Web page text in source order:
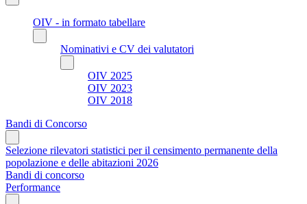
OIV - in formato tabellare
Nominativi e CV dei valutatori
OIV 2025
OIV 2023
OIV 2018
Bandi di Concorso
Selezione rilevatori statistici per il censimento permanente della
popolazione e delle abitazioni 2026
Bandi di concorso
Performance